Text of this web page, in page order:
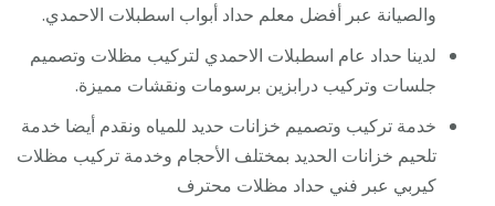
والصيانة عبر أفضل معلم حداد أبواب اسطبلات الاحمدي.
لدينا حداد عام اسطبلات الاحمدي لتركيب مظلات وتصميم
جلسات وتركيب درابزين برسومات ونقشات مميزة.
خدمة تركيب وتصميم خزانات حديد للمياه ونقدم أيضا خدمة
تلحيم خزانات الحديد بمختلف الأحجام وخدمة تركيب مظلات
كيربي عبر فني حداد مظلات محترف